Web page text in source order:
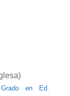
en Ed.